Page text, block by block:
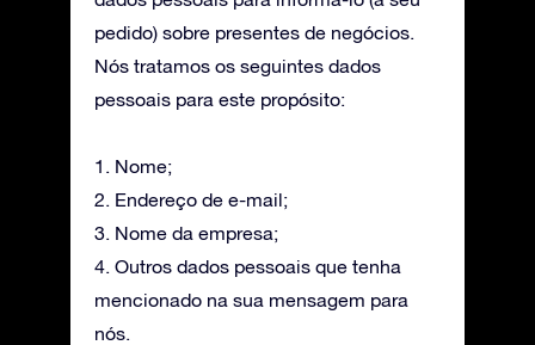
pedido) sobre presentes de negócios.
Nós tratamos os seguintes dados
pessoais para este propósito:
1. Nome;
2. Endereço de e-mail;
3. Nome da empresa;
4. Outros dados pessoais que tenha
mencionado na sua mensagem para
nós.